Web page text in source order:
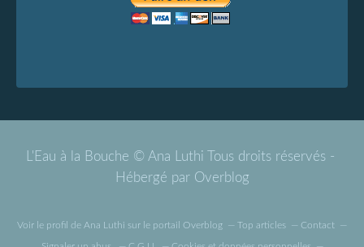
L'Eau à la Bouche © Ana Luthi Tous droits réservés -
Hébergé par Overblog
Voir le profil de Ana Luthi sur le portail Overblog Top articles Contact